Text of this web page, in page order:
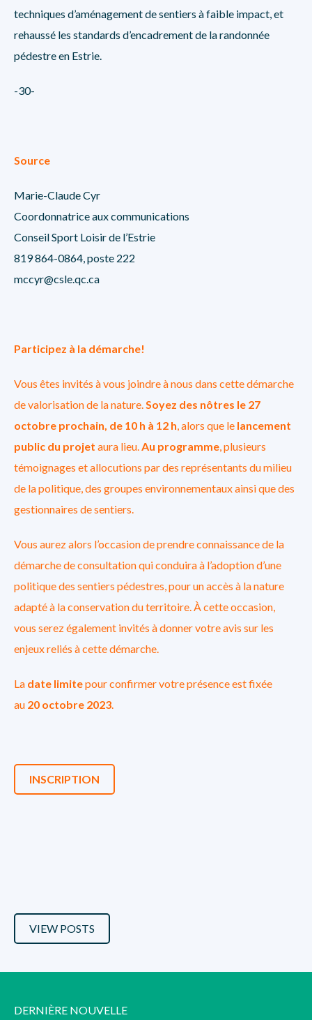
techniques d’aménagement de sentiers à faible impact, et
rehaussé les standards d’encadrement de la randonnée
pédestre en Estrie.
-30-
Source
Marie-Claude Cyr
Coordonnatrice aux communications
Conseil Sport Loisir de l’Estrie
819 864-0864, poste 222
mccyr@csle.qc.ca
Participez à la démarche!
Vous êtes invités à vous joindre à nous dans cette démarche
de valorisation de la nature.Soyez des nôtres le 27
octobre prochain, de 10 h à 12 h, alors que le lancement
public du projet aura lieu.Au programme, plusieurs
témoignages et allocutions par des représentants du milieu
de la politique, des groupes environnementaux ainsi que des
gestionnaires de sentiers.
Vous aurez alors l’occasion de prendre connaissance de la
démarche de consultation qui conduira à l’adoption d’une
politique des sentiers pédestres, pour un accès à la nature
adapté à la conservation du territoire. À cette occasion,
vous serez également invités à donner votre avis sur les
enjeux reliés à cette démarche.
La date limitepour confirmer votre présence est fixée
au 20 octobre 2023.
INSCRIPTION
VIEW POSTS
DERNIÈRE NOUVELLE